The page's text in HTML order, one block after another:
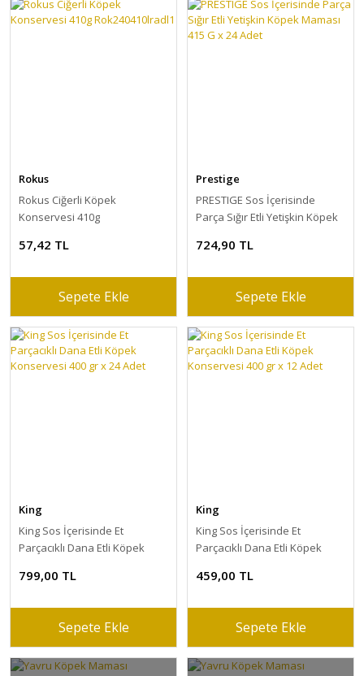
Rokus
Rokus Ciğerli Köpek
Konservesi 410g
57,42 TL
Sepete Ekle
Prestige
PRESTIGE Sos İçerisinde
Parça Sığır Etli Yetişkin Köpek
724,90 TL
Sepete Ekle
King
King Sos İçerisinde Et
Parçacıklı Dana Etli Köpek
799,00 TL
Sepete Ekle
King
King Sos İçerisinde Et
Parçacıklı Dana Etli Köpek
459,00 TL
Sepete Ekle